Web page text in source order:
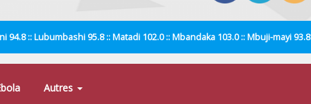
94.8 :: Lubumbashi 95.8 :: Matadi 102.0 :: Mbandaka 103.0 :: Mbuji-mayi 93.8
Autres